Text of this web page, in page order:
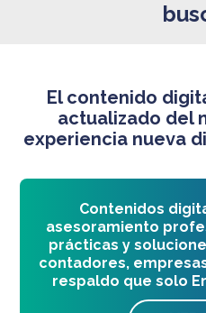
El contenido
actualizado del
experiencia nueva
Contenidos
asesoramiento
prácticas y
contadores,
respaldo que solo